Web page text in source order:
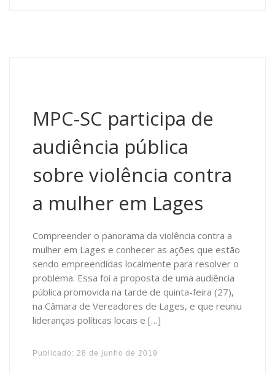
MPC-SC participa de
audiência pública
sobre violência contra
a mulher em Lages
Compreender o panorama da violência contra a
mulher em Lages e conhecer as ações que estão
sendo empreendidas localmente para resolver o
problema. Essa foi a proposta de uma audiência
pública promovida na tarde de quinta-feira (27),
na Câmara de Vereadores de Lages, e que reuniu
lideranças políticas locais e […]
Publicado: 28 de junho de 2019